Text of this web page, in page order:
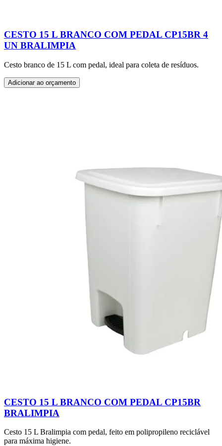
CESTO 15 L BRANCO COM PEDAL CP15BR 4
UN BRALIMPIA
Cesto branco de 15 L com pedal, ideal para coleta de resíduos.
Adicionar ao orçamento
CESTO 15 L BRANCO COM PEDAL CP15BR
BRALIMPIA
Cesto 15 L Bralimpia com pedal, feito em polipropileno reciclável
para máxima higiene.